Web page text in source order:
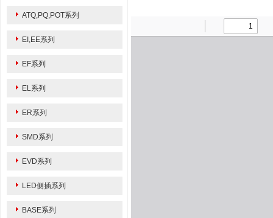
ATQ,PQ,POT系列
EI,EE系列
EF系列
EL系列
ER系列
SMD系列
EVD系列
LED侧插系列
BASE系列